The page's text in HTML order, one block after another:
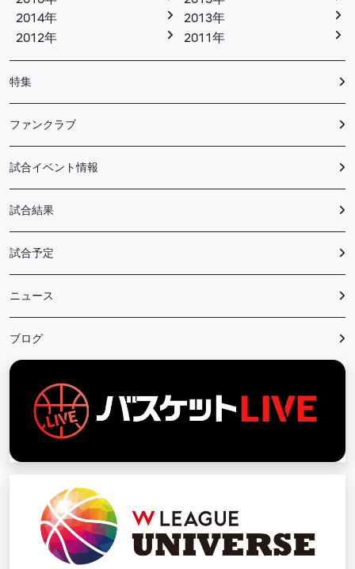
2014年
2013年
2012年
2011年
特集
ファンクラブ
試合イベント情報
試合結果
試合予定
ニュース
ブログ